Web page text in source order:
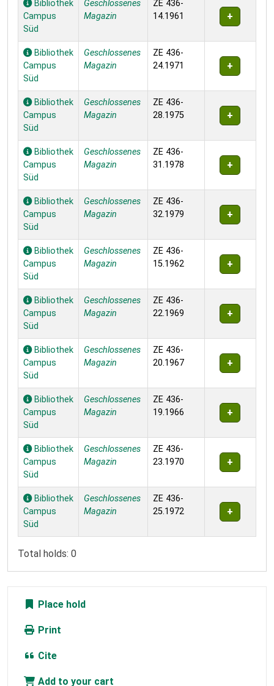
Bibliothek
Campus
Süd
Geschlossenes
Magazin
ZE 436-
14.1961
Bibliothek
Campus
Süd
Geschlossenes
Magazin
ZE 436-
24.1971
Bibliothek
Campus
Süd
Geschlossenes
Magazin
ZE 436-
28.1975
Bibliothek
Campus
Süd
Geschlossenes
Magazin
ZE 436-
31.1978
Bibliothek
Campus
Süd
Geschlossenes
Magazin
ZE 436-
32.1979
Bibliothek
Campus
Süd
Geschlossenes
Magazin
ZE 436-
15.1962
Bibliothek
Campus
Süd
Geschlossenes
Magazin
ZE 436-
22.1969
Bibliothek
Campus
Süd
Geschlossenes
Magazin
ZE 436-
20.1967
Bibliothek
Campus
Süd
Geschlossenes
Magazin
ZE 436-
19.1966
Bibliothek
Campus
Süd
Geschlossenes
Magazin
ZE 436-
23.1970
Bibliothek
Campus
Süd
Geschlossenes
Magazin
ZE 436-
25.1972
Total holds: 0
Place hold
Print
Cite
Add to your cart